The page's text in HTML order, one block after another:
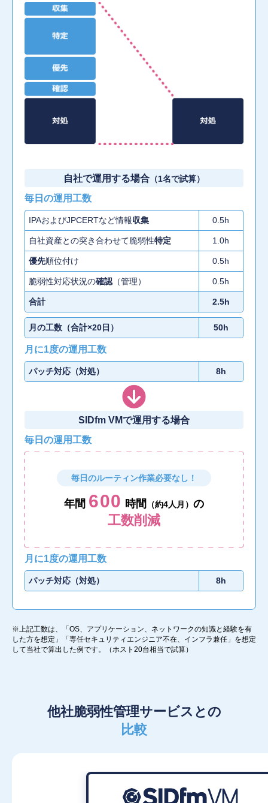
自社で運用する場合 （1名で試算）
毎日の運用工数
IPAおよびJPCERTなど情報収集 0.5h
自社資産との突き合わせて脆弱性特定 1.0h
優先順位付け 0.5h
脆弱性対応状況の確認（管理） 0.5h
合計 2.5h
月の工数（合計×20日） 50h
月に1度の運用工数
パッチ対応（対処） 8h
SIDfm VMで運用する場合
毎日の運用工数
毎日のルーティン作業必要なし！
年間 600 時間 （約4人月） の
工数削減
月に1度の運用工数
パッチ対応（対処） 8h
※上記工数は、「OS、アプリケーション、ネットワークの知識と経験を有
した方を想定」「専任セキュリティエンジニア不在、インフラ兼任」を想定
して当社で算出した例です。（ホスト20台相当で試算）
他社脆弱性管理サービスとの
比較